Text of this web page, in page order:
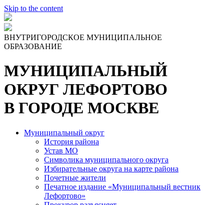
Skip to the content
ВНУТРИГОРОДСКОЕ МУНИЦИПАЛЬНОЕ
ОБРАЗОВАНИЕ
МУНИЦИПАЛЬНЫЙ
ОКРУГ ЛЕФОРТОВО
В ГОРОДЕ МОСКВЕ
Муниципальный округ
История района
Устав МО
Символика муниципального округа
Избирательные округа на карте района
Почетные жители
Печатное издание «Муниципальный вестник
Лефортово»